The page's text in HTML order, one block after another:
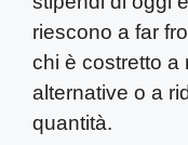
riescono a far
chi è costretto a
alternative o a
quantità.